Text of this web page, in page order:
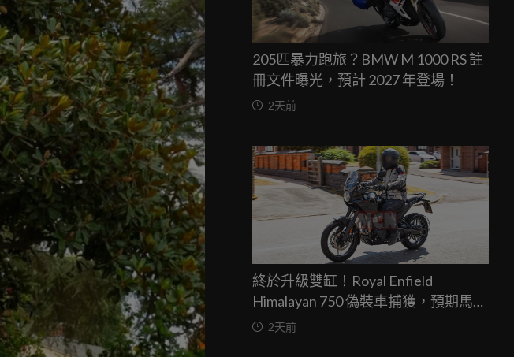
205匹暴力跑旅？BMW M 1000 RS 註
冊文件曝光，預計 2027 年登場！
2天前
終於升級雙缸！Royal Enfield
Himalayan 750 偽裝車捕獲，預期馬力
突破67匹，最快米蘭車展亮相
2天前